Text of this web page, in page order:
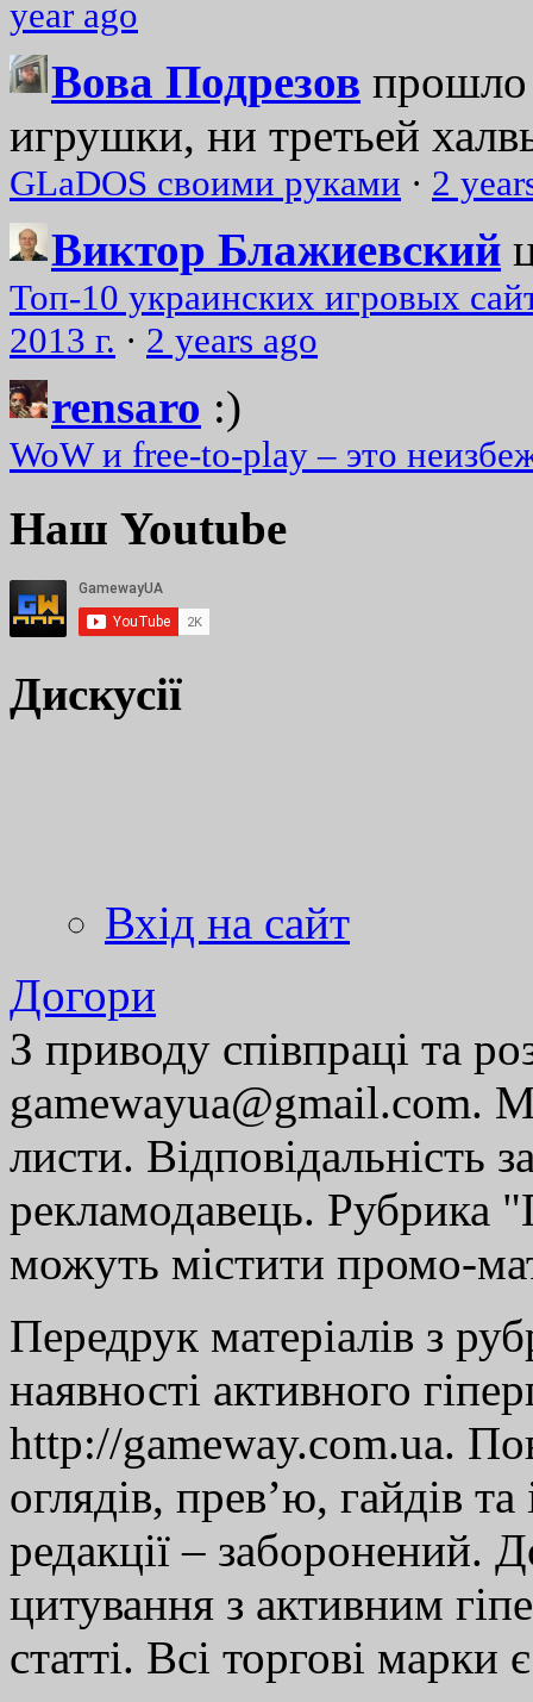
year ago
Вова Подрезов прошло
игрушки, ни третьей
GLaDOS своими руками · 2
Виктор Блажиевский
Топ-10 украинских игровых
2013 г. · 2 years ago
rensaro :)
WoW и free-to-play – это
Наш Youtube
Дискусії
Вхід на сайт
Догори
З приводу співпраці та
gamewayua@gmail.com.
листи. Відповідальність
рекламодавець. Рубрика
можуть містити промо-
Передрук матеріалів з
наявності активного
http://gameway.com.ua.
оглядів, прев’ю, гайдів
редакції – заборонений.
цитування з активним
статті. Всі торгові марки